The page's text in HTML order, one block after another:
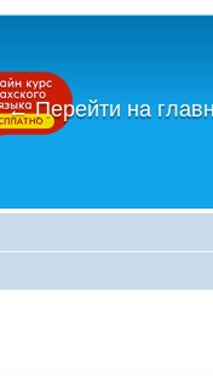
←Перейти на